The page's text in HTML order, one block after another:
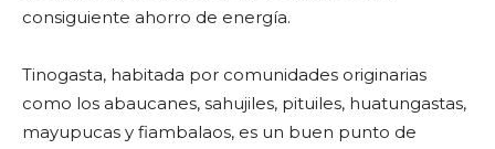
consiguiente ahorro de energía.
Tinogasta, habitada por comunidades originarias
como los abaucanes, sahujiles, pituiles, huatungastas,
mayupucas y fiambalaos, es un buen punto de